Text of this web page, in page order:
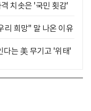
치솟은 '국민 횟감'
희망" 말 나온 이유
는 美 무기고 '위태'